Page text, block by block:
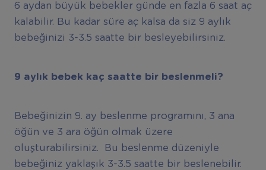
6 aydan büyük bebekler günde en fazla 6 saat aç
kalabilir. Bu kadar süre aç kalsa da siz 9 aylık
bebeğinizi 3-3.5 saatte bir besleyebilirsiniz.
9 ayl ı k bebek kaç saatte bir beslenmeli?
Bebeğinizin 9. ay beslenme programını, 3 ana
öğün ve 3 ara öğün olmak üzere
oluşturabilirsiniz. Bu beslenme düzeniyle
bebeğiniz yaklaşık 3-3.5 saatte bir beslenebilir.